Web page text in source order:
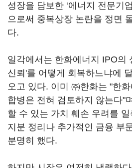
성장을 담보한 ‘에너지 전문기
으로써 중복상장 논란을 정면
다.
일각에서는 한화에너지 IPO의
신뢰'를 어떻게 회복하느냐에
오고 있다. 이미 ㈜한화는 "한
합병은 전혀 검토하지 않는다"
할 수 있는 가치 훼손 우려를
지분 정리나 추가적인 금융 부
분명히 했다.